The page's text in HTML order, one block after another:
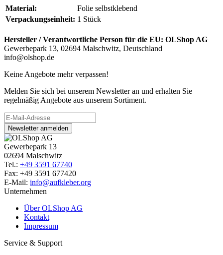
Material:
Folie selbstklebend
Verpackungseinheit: 1 Stück
Hersteller / Verantwortliche Person für die EU: OLShop AG
Gewerbepark 13, 02694 Malschwitz, Deutschland
info@olshop.de
Keine Angebote mehr verpassen!
Melden Sie sich bei unserem Newsletter an und erhalten Sie
regelmäßig Angebote aus unserem Sortiment.
Newsletter anmelden
Gewerbepark 13
02694 Malschwitz
Tel.: +49 3591 67740
Fax: +49 3591 677420
E-Mail: info@aufkleber.org
Unternehmen
Über OLShop AG
Kontakt
Impressum
Service & Support